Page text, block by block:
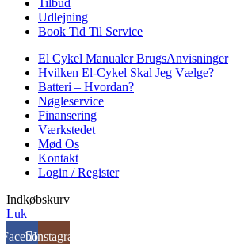
Udlejning
Book Tid Til Service
El Cykel Manualer BrugsAnvisninger
Hvilken El-Cykel Skal Jeg Vælge?
Batteri – Hvordan?
Nøgleservice
Finansering
Værkstedet
Mød Os
Kontakt
Login / Register
Indkøbskurv
Luk
FacebookInstagram